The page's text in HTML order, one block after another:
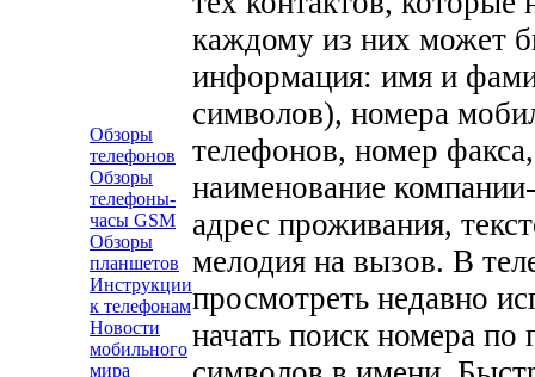
Обзоры
телефонов
Обзоры
телефоны-
часы GSM
Обзоры
планшетов
Инструкции
к телефонам
Новости
мобильного
мира
каждому из них может
информация: имя и
символов), номера
телефонов, номер
наименование
адрес проживания,
мелодия на вызов. В
просмотреть недавно
начать поиск номера по